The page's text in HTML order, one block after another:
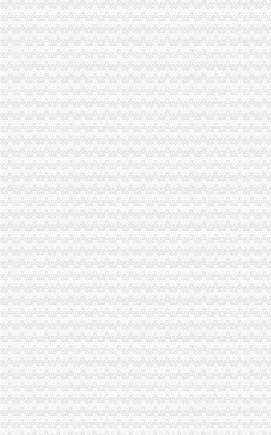
忠县工商局一般纳税人注册流程聘请约工商员
开县工商局一般纳税人怎么交税五措并举帮助占地移民实现再就业
市一般纳税人认定标准局机关召开保密示教育学习会
铜梁县工商局一般纳税人公司注册索建立新型目标考核机制
市一般纳税人怎么交税工商局机关青年志愿者服务队成立
重庆市一般纳税人公司注册工商局被列为国家电子政务信息安全试点单位
全市怎么注册一般纳税人工商系统第四期青干班开学
武隆县工商局一般纳税人怎么交税开展户外广告专项整